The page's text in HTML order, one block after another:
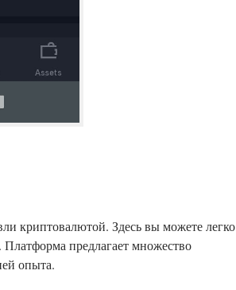
криптовалютой. Здесь вы можете легко
предлагает множество
опыта.